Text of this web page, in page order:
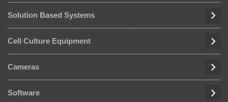
Solution Based Systems
Cell Culture Equipment
Cameras
Software